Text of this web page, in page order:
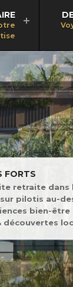
FORTS
retraite dans
pilotis au-
bien-être
découvertes